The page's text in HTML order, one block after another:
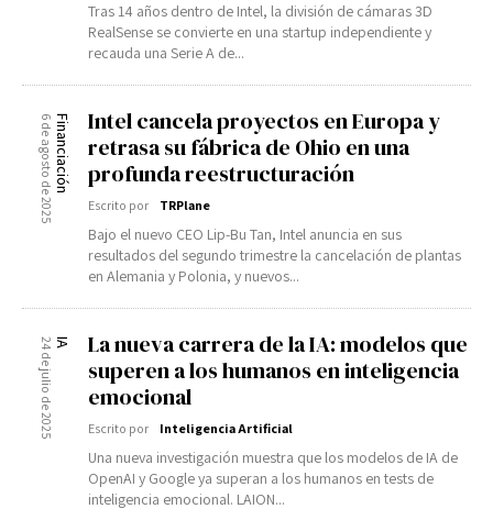
Tras 14 años dentro de Intel, la división de cámaras 3D
RealSense se convierte en una startup independiente y
recauda una Serie A de...
Financiación
6 de agosto de 2025
Intel cancela proyectos en Europa y
retrasa su fábrica de Ohio en una
profunda reestructuración
Escrito por TRPlane
Bajo el nuevo CEO Lip-Bu Tan, Intel anuncia en sus
resultados del segundo trimestre la cancelación de plantas
en Alemania y Polonia, y nuevos...
IA
24 de julio de 2025
La nueva carrera de la IA: modelos que
superen a los humanos en inteligencia
emocional
Escrito por Inteligencia Artificial
Una nueva investigación muestra que los modelos de IA de
OpenAI y Google ya superan a los humanos en tests de
inteligencia emocional. LAION...